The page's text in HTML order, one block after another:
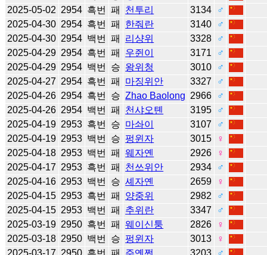
2025-05-02 2954 흑번 패 천투리 3134
♂
2025-04-30 2954 흑번 패 한줘란 3140
♂
2025-04-30 2954 백번 패 리샹위 3328
♂
2025-04-29 2954 흑번 패 우쥔이 3171
♂
2025-04-29 2954 백번 승 왕위청 3010
♂
2025-04-27 2954 흑번 패 마징위안 3327
♂
2025-04-26 2954 흑번 승 Zhao Baolong 2966
♂
2025-04-26 2954 백번 패 천샤오톈 3195
♂
2025-04-19 2953 흑번 승 마솨이 3107
♂
2025-04-19 2953 백번 승 펑윈자 3015
♀
2025-04-18 2953 백번 패 웨자옌 2926
♀
2025-04-17 2953 흑번 패 천쓰위안 2934
♂
2025-04-16 2953 백번 승 셰자옌 2659
♀
2025-04-15 2953 흑번 패 양중위 2982
♂
2025-04-15 2953 백번 패 추위란 3347
♂
2025-03-19 2950 흑번 패 웨이신퉁 2826
♀
2025-03-18 2950 백번 승 펑윈자 3013
♀
2025-03-17 2950 흑번 패 주옌쩐 3203
♂